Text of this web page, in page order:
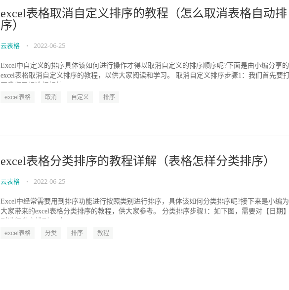
excel表格取消自定义排序的教程（怎么取消表格自动排
序）
云表格 • 2022-06-25
Excel中自定义的排序具体该如何进行操作才得以取消自定义的排序顺序呢?下面是由小编分享的
excel表格取消自定义排序的教程，以供大家阅读和学习。 取消自定义排序步骤1：我们首先要打
excel表格 取消 自定义 排序
excel表格分类排序的教程详解（表格怎样分类排序）
云表格 • 2022-06-25
Excel中经常需要用到排序功能进行按照类别进行排序，具体该如何分类排序呢?接下来是小编为
大家带来的excel表格分类排序的教程，供大家参考。 分类排序步骤1：如下图，需要对【日期】
excel表格 分类 排序 教程